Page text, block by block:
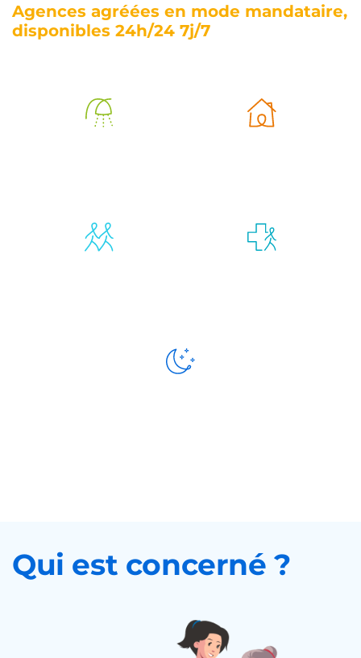
Agences agréées en mode mandataire,
disponibles 24h/24 7j/7
Qui est concerné ?